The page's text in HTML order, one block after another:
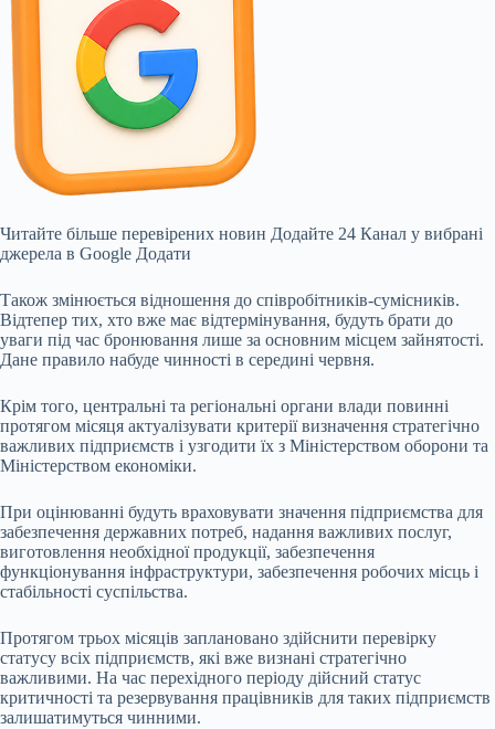
Читайте більше перевірених новин Додайте 24 Канал у вибрані
джерела в Google Додати
Також змінюється відношення до співробітників-сумісників.
Відтепер тих, хто вже має відтермінування, будуть брати до
уваги під час бронювання лише за основним місцем зайнятості.
Дане правило набуде чинності в середині червня.
Крім того, центральні та регіональні органи влади повинні
протягом місяця актуалізувати критерії визначення стратегічно
важливих підприємств і узгодити їх з Міністерством оборони та
Міністерством економіки.
При оцінюванні будуть враховувати значення підприємства для
забезпечення державних потреб, надання важливих послуг,
виготовлення необхідної продукції, забезпечення
функціонування інфраструктури, забезпечення робочих місць і
стабільності суспільства.
Протягом трьох місяців заплановано здійснити перевірку
статусу всіх підприємств, які вже визнані стратегічно
важливими. На час перехідного періоду дійсний статус
критичності та резервування працівників для таких підприємств
залишатимуться чинними.